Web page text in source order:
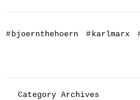
# bjoernthehoern # karlmarx
Category Archives